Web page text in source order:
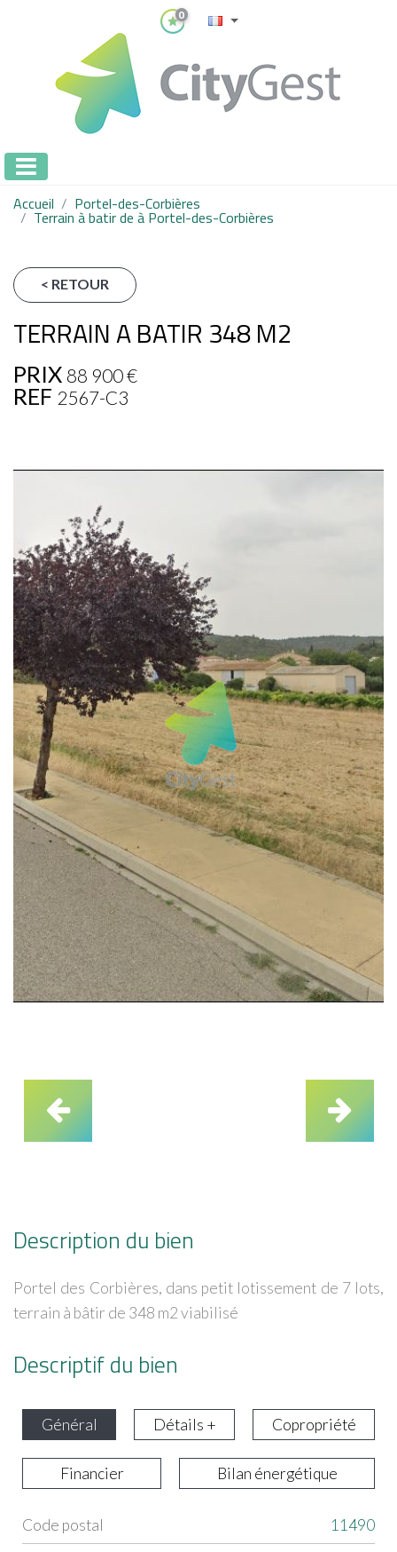
0
Accueil Portel-des-Corbières
Terrain à batir de à Portel-des-Corbières
< RETOUR
TERRAIN A BATIR 348 M2
PRIX 88 900€
REF 2567-C3
Description du bien
Portel des Corbières, dans petit lotissement de 7 lots,
terrain à bâtir de 348 m2 viabilisé
Descriptif du bien
Général Détails + Copropriété
Financier Bilan énergétique
Label Value
Code postal
11490